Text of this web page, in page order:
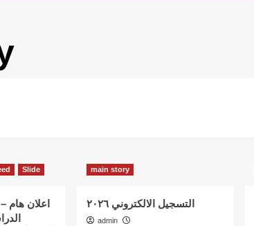
Slide
اعلان هام
main story
التسجيل الالكتروني ٢٠٢٦
admin